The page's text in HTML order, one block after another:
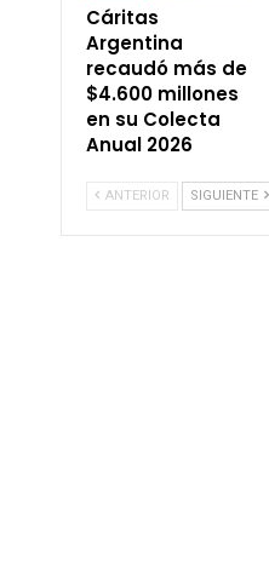
Cáritas
Argentina
recaudó más de
$4.600 millones
en su Colecta
Anual 2026
ANTERIOR SIGUIENTE